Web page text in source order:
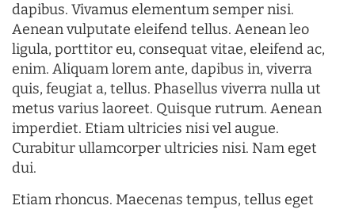
dapibus. Vivamus elementum semper nisi.
Aenean vulputate eleifend tellus. Aenean leo
ligula, porttitor eu, consequat vitae, eleifend ac,
enim. Aliquam lorem ante, dapibus in, viverra
quis, feugiat a, tellus. Phasellus viverra nulla ut
metus varius laoreet. Quisque rutrum. Aenean
imperdiet. Etiam ultricies nisi vel augue.
Curabitur ullamcorper ultricies nisi. Nam eget
dui.
Etiam rhoncus. Maecenas tempus, tellus eget